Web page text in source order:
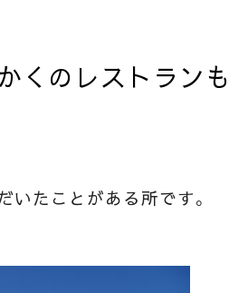
レストランも・
たことがある所です。